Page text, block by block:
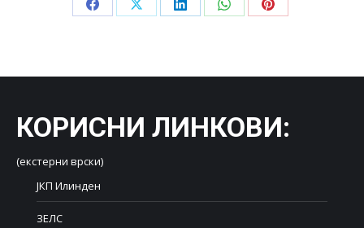
Share
Share
Share
Share
Share
КОРИСНИ ЛИНКОВИ:
(екстерни врски)
ЈКП Илинден
ЗЕЛС